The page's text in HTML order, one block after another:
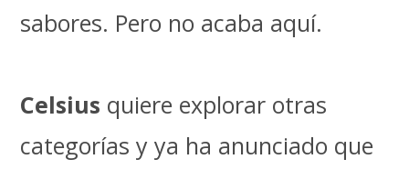
sabores. Pero no acaba aquí.
Celsius quiere explorar otras
categorías y ya ha anunciado que